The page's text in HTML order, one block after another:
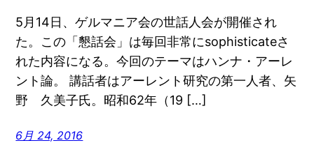
5月14日、ゲルマニア会の世話人会が開催され
た。この「懇話会」は毎回非常にsophisticateさ
れた内容になる。今回のテーマはハンナ・アーレ
ント論。 講話者はアーレント研究の第一人者、矢
野 久美子氏。昭和62年（19 […]
6月 24, 2016